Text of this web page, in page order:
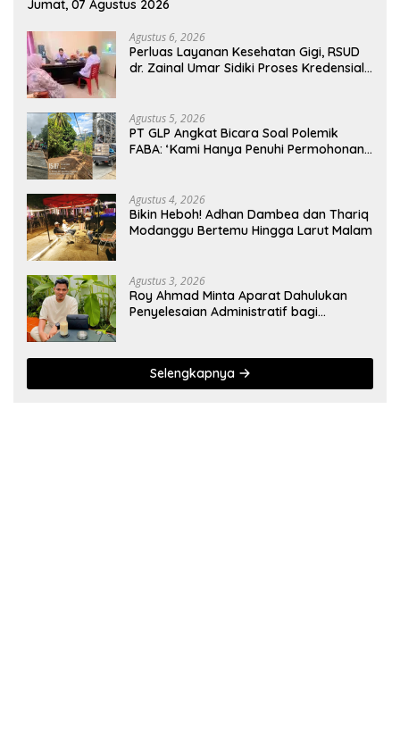
Jumat, 07 Agustus 2026
Agustus 6, 2026
Perluas Layanan Kesehatan Gigi, RSUD
dr. Zainal Umar Sidiki Proses Kredensial
Agustus 5, 2026
PT GLP Angkat Bicara Soal Polemik
FABA: ‘Kami Hanya Penuhi Permohonan
Agustus 4, 2026
Bikin Heboh! Adhan Dambea dan Thariq
Modanggu Bertemu Hingga Larut Malam
Agustus 3, 2026
Roy Ahmad Minta Aparat Dahulukan
Penyelesaian Administratif bagi
Selengkapnya